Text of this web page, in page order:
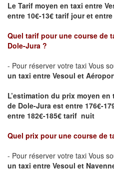
Le Tarif moyen en taxi entre
entre 10€-13€ tarif jour et
Quel tarif pour une course de
Dole-Jura ?
- Pour réserver votre taxi Vous
un taxi entre Vesoul et
L’estimation du prix moyen
de Dole-Jura est entre 176€-
entre 182€-185€ tarif nuit
Quel prix pour une course de
- Pour réserver votre taxi Vous
un taxi entre Vesoul et